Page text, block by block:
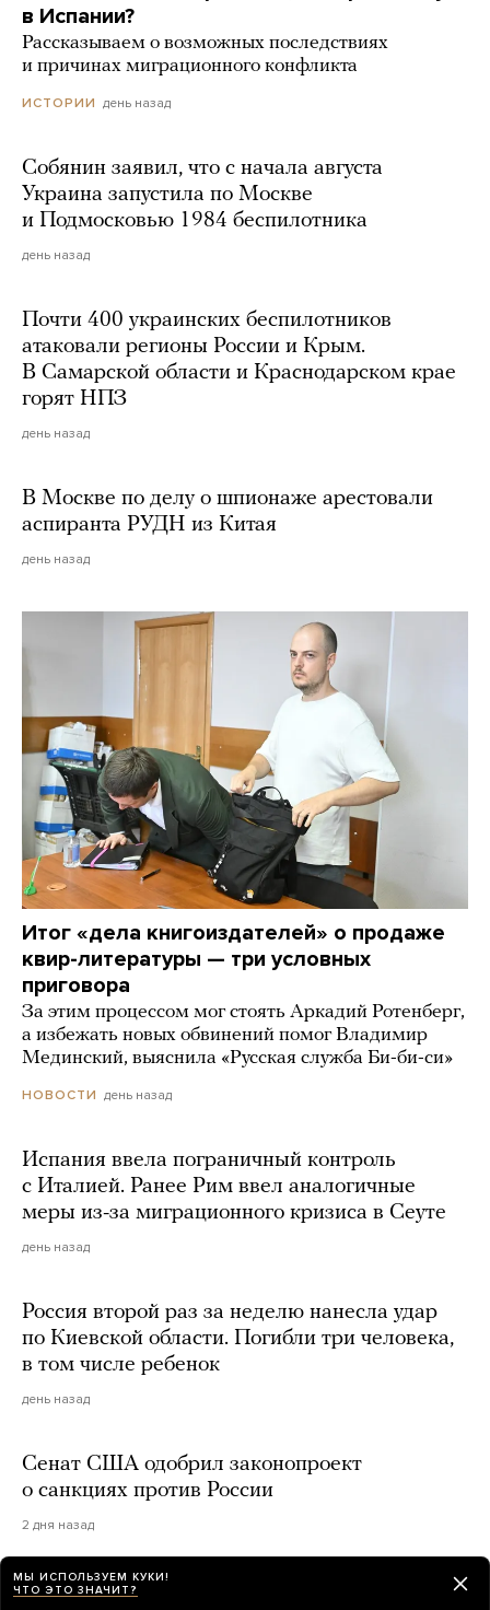
в Испании?
Рассказываем о возможных последствиях
и причинах миграционного конфликта
ИСТОРИИ день назад
Собянин заявил, что с начала августа
Украина запустила по Москве
и Подмосковью 1984 беспилотника
день назад
Почти 400 украинских беспилотников
атаковали регионы России и Крым.
В Самарской области и Краснодарском крае
горят НПЗ
день назад
В Москве по делу о шпионаже арестовали
аспиранта РУДН из Китая
день назад
Итог «дела книгоиздателей» о продаже
квир-литературы — три условных
приговора
За этим процессом мог стоять Аркадий Ротенберг,
а избежать новых обвинений помог Владимир
Мединский, выяснила «Русская служба Би-би-си»
НОВОСТИ день назад
Испания ввела пограничный контроль
с Италией. Ранее Рим ввел аналогичные
меры из-за миграционного кризиса в Сеуте
день назад
Россия второй раз за неделю нанесла удар
по Киевской области. Погибли три человека,
в том числе ребенок
день назад
Сенат США одобрил законопроект
о санкциях против России
2 дня назад
The Atlantic: Маск не разрешает Украине
МЫ ИСПОЛЬЗУЕМ КУКИ!
ЧТО ЭТО ЗНАЧИТ?